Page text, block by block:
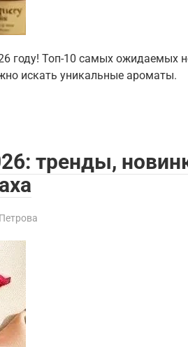
году! Топ-10 самых ожидаемых
искать уникальные ароматы.
тренды,